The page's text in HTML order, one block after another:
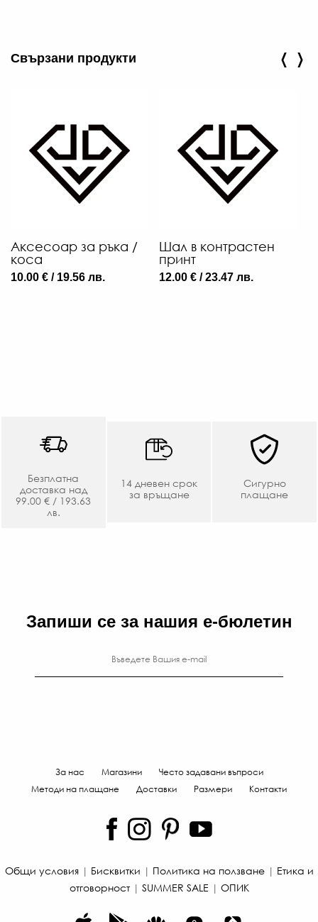
Свързани продукти ‹ ›
Аксесоар за ръка /
коса
10.00 € / 19.56 лв.
Шал в контрастен
принт
12.00 € / 23.47 лв.
Безплатна
доставка над
99.00 € / 193.63
лв.
14 дневен срок
за връщане
Сигурно
плащане
Запиши се за нашия е-бюлетин
За нас Магазини
Често задавани въпроси
Методи на плащане
Доставки Размери Контакти
Общи условия| Бисквитки | Политика на ползване| Етика и
отговорност| SUMMER SALE | ОПИК